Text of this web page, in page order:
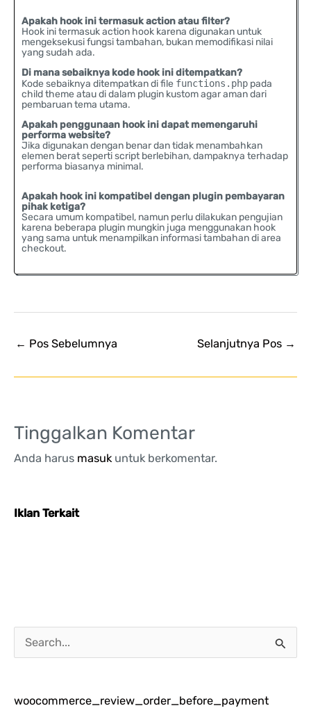
Apakah hook ini termasuk action atau filter?
Hook ini termasuk action hook karena digunakan untuk
mengeksekusi fungsi tambahan, bukan memodifikasi nilai
yang sudah ada.
Di mana sebaiknya kode hook ini ditempatkan?
Kode sebaiknya ditempatkan di file functions.php pada
child theme atau di dalam plugin kustom agar aman dari
pembaruan tema utama.
Apakah penggunaan hook ini dapat memengaruhi
performa website?
Jika digunakan dengan benar dan tidak menambahkan
elemen berat seperti script berlebihan, dampaknya terhadap
performa biasanya minimal.
Apakah hook ini kompatibel dengan plugin pembayaran
pihak ketiga?
Secara umum kompatibel, namun perlu dilakukan pengujian
karena beberapa plugin mungkin juga menggunakan hook
yang sama untuk menampilkan informasi tambahan di area
checkout.
← Pos Sebelumnya Selanjutnya Pos →
Tinggalkan Komentar
Anda harus masukuntuk berkomentar.
Iklan Terkait
a
iwoocommerce_review_order_before_payment